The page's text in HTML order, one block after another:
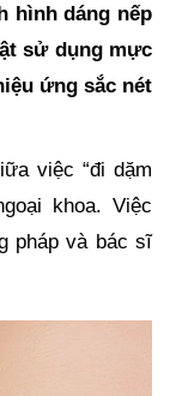
hình dáng nếp
sử dụng mực
ứng sắc nét
việc “đi dặm
khoa. Việc
pháp và bác sĩ